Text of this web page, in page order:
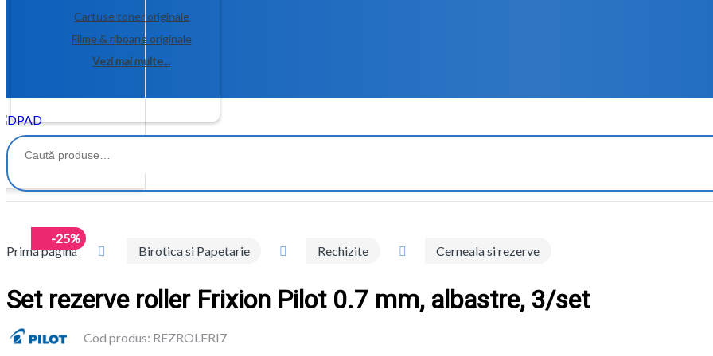
Cartuse toner originale
Filme & riboane originale
Vezi mai multe...
Caută
după:
Prima pagină Birotica si Papetarie Rechizite Cerneala si rezerve
Set rezerve roller Frixion Pilot 0.7 mm, albastre, 3/set
Cod produs: REZROLFRI7
-25%